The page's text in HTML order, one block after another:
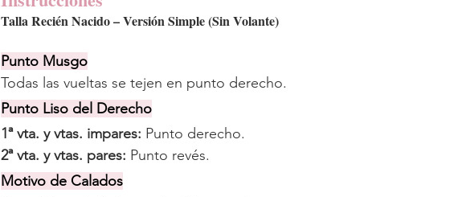
Talla Recién Nacido – Versión Simple (Sin Volante)
Punto Musgo
Todas las vueltas se tejen en punto derecho.
Punto Liso del Derecho
1ª vta. y vtas. impares: Punto derecho.
2ª vta. y vtas. pares: Punto revés.
Motivo de Calados